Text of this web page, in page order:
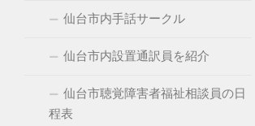
仙台市内手話サークル
仙台市内設置通訳員を紹介
仙台市聴覚障害者福祉相談員の日
程表